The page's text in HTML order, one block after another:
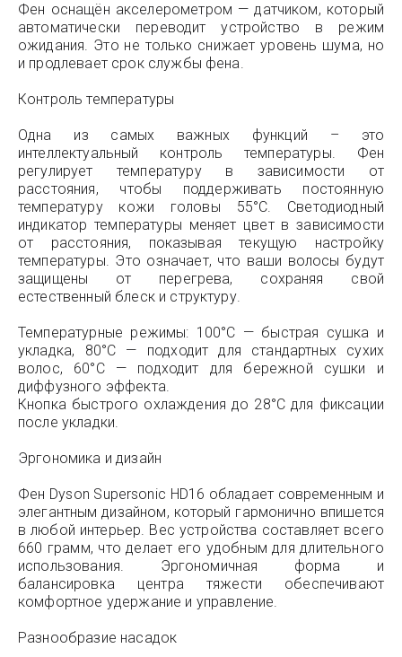
Фен оснащён акселерометром — датчиком, который
автоматически переводит устройство в режим
ожидания. Это не только снижает уровень шума, но
и продлевает срок службы фена.
Контроль температуры
Одна из самых важных функций – это
интеллектуальный контроль температуры. Фен
регулирует температуру в зависимости от
расстояния, чтобы поддерживать постоянную
температуру кожи головы 55°C. Светодиодный
индикатор температуры меняет цвет в зависимости
от расстояния, показывая текущую настройку
температуры. Это означает, что ваши волосы будут
защищены от перегрева, сохраняя свой
естественный блеск и структуру.
Температурные режимы: 100°C — быстрая сушка и
укладка, 80°C — подходит для стандартных сухих
волос, 60°C — подходит для бережной сушки и
диффузного эффекта.
Кнопка быстрого охлаждения до 28°C для фиксации
после укладки.
Эргономика и дизайн
Фен Dyson Supersonic HD16 обладает современным и
элегантным дизайном, который гармонично впишется
в любой интерьер. Вес устройства составляет всего
660 грамм, что делает его удобным для длительного
использования. Эргономичная форма и
балансировка центра тяжести обеспечивают
комфортное удержание и управление.
Разнообразие насадок